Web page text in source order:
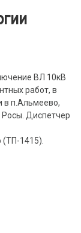
ВЛ 10кВ
работ, в
в п.Альмеево,
Диспетчер
1415).